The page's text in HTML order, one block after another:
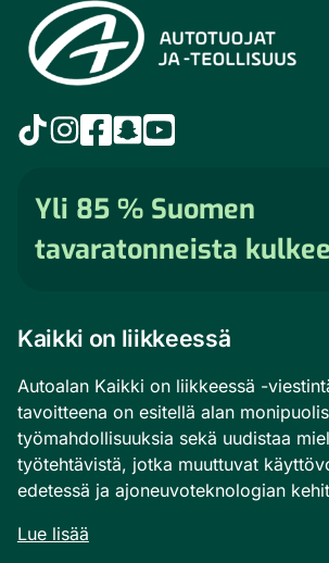
Autotuojat
ja
teollisuus
linkki
AutoalaAutoalaAutoala
AutoalaAutoala
Yli 85 % Suomen
tavaratonneista
Kaikki on liikkeessä
Autoalan Kaikki on liikkeessä -
tavoitteena on esitellä alan
työmahdollisuuksia sekä uudistaa
työtehtävistä, jotka muuttuvat
edetessä ja ajoneuvoteknologian
Lue lisää